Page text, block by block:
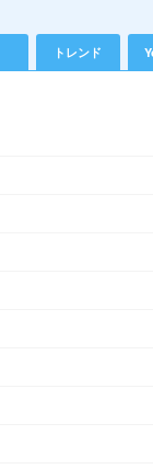
トレンド